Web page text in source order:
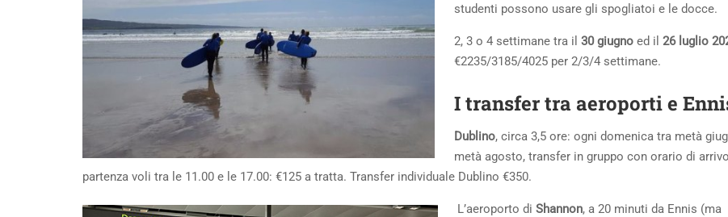
studenti possono usare gli spogliatoi e le docce.
2, 3 o 4 settimane tra il 30 giugno ed il 26 luglio
€2235/3185/4025 per 2/3/4 settimane.
I transfer tra aeroporti e
Dublino, circa 3,5 ore: ogni domenica tra metà
metà agosto, transfer in gruppo con orario di
partenza voli tra le 11.00 e le 17.00: €125 a tratta. Transfer individuale Dublino €350.
L’aeroporto di Shannon, a 20 minuti da Ennis (ma